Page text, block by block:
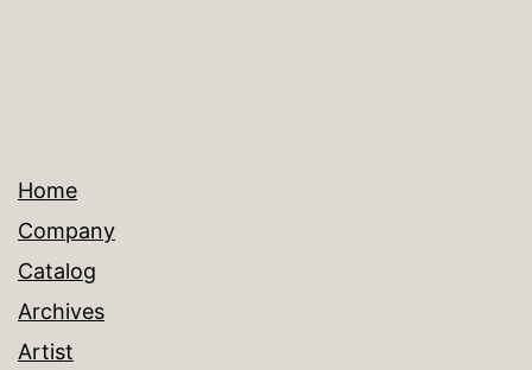
Home
Company
Catalog
Archives
Artist